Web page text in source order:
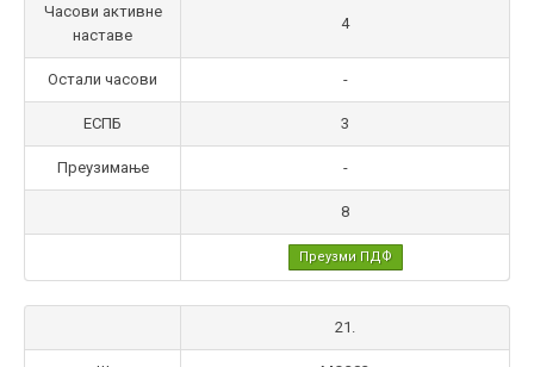
Часови активне
наставе
4
Остали часови -
ЕСПБ 3
Преузимање -
8
Преузми ПДФ
21.